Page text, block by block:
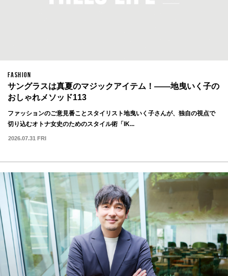
FASHION
サングラスは真夏のマジックアイテム！——地曳いく子の
おしゃれメソッド113
ファッションのご意見番ことスタイリスト地曳いく子さんが、独自の視点で
切り込むオトナ女史のためのスタイル術「IK...
2026.07.31 FRI